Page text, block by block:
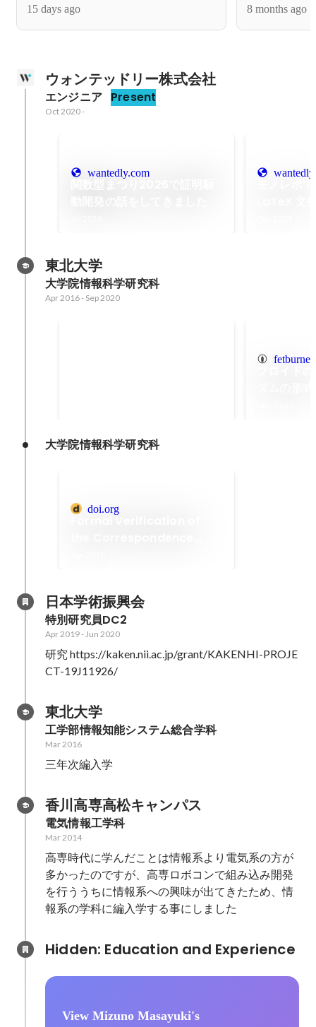
15 days ago 8 months ago
ウォンテッドリー株式会社
エンジニア Present
Oct 2020-
wantedly.com
東北大学
大学院情報科学研究科
Apr 2016- Sep 2020
を用いた形式的検証
大学院情報科学研究科
doi.org
日本学術振興会
特別研究員DC2
Apr 2019- Jun 2020
研究 https://kaken.nii.ac.jp/grant/KAKENHI-PROJE
CT-19J11926/
東北大学
工学部情報知能システム総合学科
Mar 2016
三年次編入学
香川高専高松キャンパス
電気情報工学科
Mar 2014
高専時代に学んだことは情報系より電気系の方が
多かったのですが、高専ロボコンで組み込み開発
を行ううちに情報系への興味が出てきたため、情
報系の学科に編入学する事にしました
View Mizuno Masayuki's